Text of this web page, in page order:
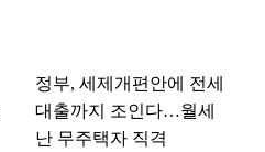
정부, 세제개편안에 전세
대출까지 조인다…월세
난 무주택자 직격